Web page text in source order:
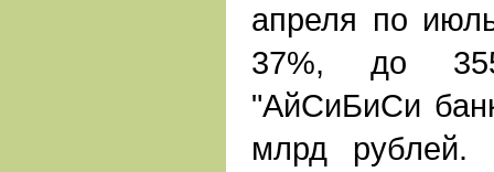
апреля по
37%, до
"АйСиБиСи
млрд рублей.